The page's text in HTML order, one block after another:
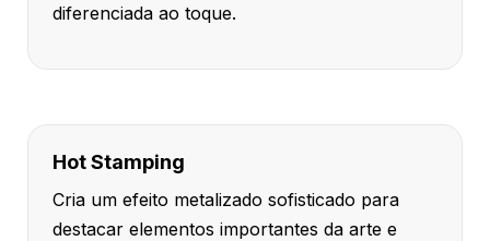
diferenciada ao toque.
Hot Stamping
Cria um efeito metalizado sofisticado para
destacar elementos importantes da arte e